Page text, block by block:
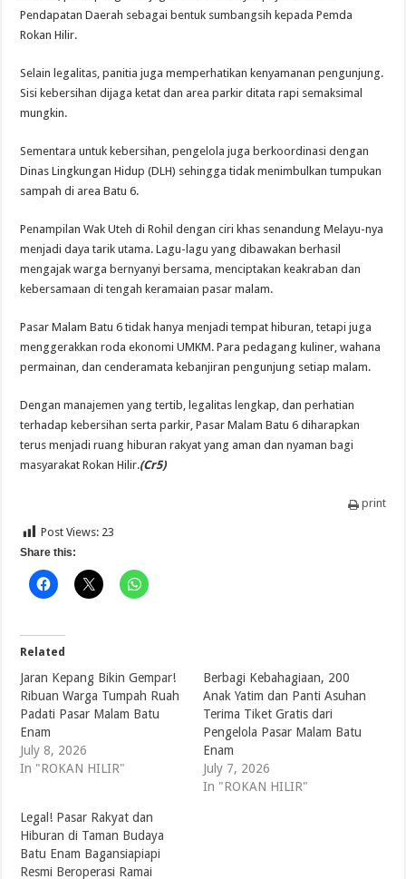
Pendapatan Daerah sebagai bentuk sumbangsih kepada Pemda
Rokan Hilir.
Selain legalitas, panitia juga memperhatikan kenyamanan pengunjung.
Sisi kebersihan dijaga ketat dan area parkir ditata rapi semaksimal
mungkin.
Sementara untuk kebersihan, pengelola juga berkoordinasi dengan
Dinas Lingkungan Hidup (DLH) sehingga tidak menimbulkan tumpukan
sampah di area Batu 6.
Penampilan Wak Uteh di Rohil dengan ciri khas senandung Melayu-nya
menjadi daya tarik utama. Lagu-lagu yang dibawakan berhasil
mengajak warga bernyanyi bersama, menciptakan keakraban dan
kebersamaan di tengah keramaian pasar malam.
Pasar Malam Batu 6 tidak hanya menjadi tempat hiburan, tetapi juga
menggerakkan roda ekonomi UMKM. Para pedagang kuliner, wahana
permainan, dan cenderamata kebanjiran pengunjung setiap malam.
Dengan manajemen yang tertib, legalitas lengkap, dan perhatian
terhadap kebersihan serta parkir, Pasar Malam Batu 6 diharapkan
terus menjadi ruang hiburan rakyat yang aman dan nyaman bagi
masyarakat Rokan Hilir.(Cr5)
print
Post Views: 23
Share this:
Related
Jaran Kepang Bikin Gempar!
Ribuan Warga Tumpah Ruah
Padati Pasar Malam Batu
Enam
July 8, 2026
In "ROKAN HILIR"
Berbagi Kebahagiaan, 200
Anak Yatim dan Panti Asuhan
Terima Tiket Gratis dari
Pengelola Pasar Malam Batu
Enam
July 7, 2026
In "ROKAN HILIR"
Legal! Pasar Rakyat dan
Hiburan di Taman Budaya
Batu Enam Bagansiapiapi
Resmi Beroperasi Ramai